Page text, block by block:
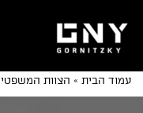
עמוד הבית » הצוות המשפטי